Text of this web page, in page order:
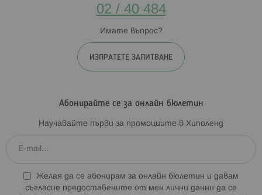
02 / 40 484
Имате въпрос?
ИЗПРАТЕТЕ ЗАПИТВАНЕ
Абонирайте се за онлайн бюлетин
Научавайте първи за промоциите в Хиполенд
Желая да се абонирам за онлайн бюлетин и давам
съгласие предоставените от мен лични данни да се